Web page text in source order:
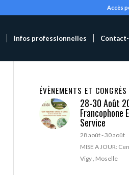
Accès
Infos professionnelles
ÉVÈNEMENTS ET CONGRÈS
28-30 Août
Francophone
Service
28 août-30 août
MISE A JOUR:
Vigy , Moselle